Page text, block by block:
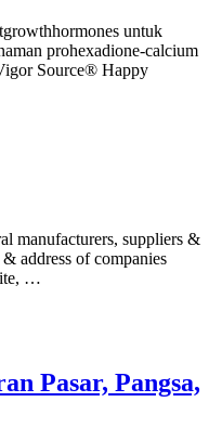
untuk
prohexadione-calcium
Source® Happy
manufacturers, suppliers &
address of companies
…
Pasar, Pangsa,